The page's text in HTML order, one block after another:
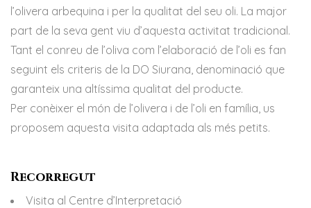
l’olivera arbequina i per la qualitat del seu oli. La major
part de la seva gent viu d’aquesta activitat tradicional.
Tant el conreu de l’oliva com l’elaboració de l’oli es fan
seguint els criteris de la DO Siurana, denominació que
garanteix una altíssima qualitat del producte.
Per conèixer el món de l’olivera i de l’oli en família, us
proposem aquesta visita adaptada als més petits.
Recorregut
Visita al Centre d’Interpretació